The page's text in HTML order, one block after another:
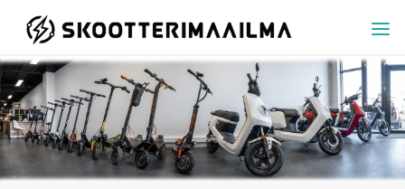
content
SKOOTTERIMAAILMA